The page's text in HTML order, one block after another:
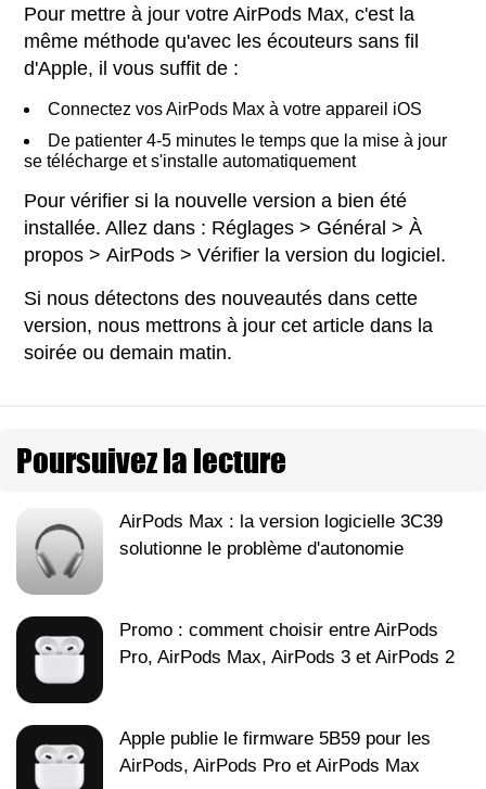
Pour mettre à jour votre AirPods Max, c'est la
même méthode qu'avec les écouteurs sans fil
d'Apple, il vous suffit de :
Connectez vos AirPods Max à votre appareil iOS
De patienter 4-5 minutes le temps que la mise à jour
se télécharge et s'installe automatiquement
Pour vérifier si la nouvelle version a bien été
installée. Allez dans : Réglages > Général > À
propos > AirPods > Vérifier la version du logiciel.
Si nous détectons des nouveautés dans cette
version, nous mettrons à jour cet article dans la
soirée ou demain matin.
Poursuivez la lecture
AirPods Max : la version logicielle 3C39
solutionne le problème d'autonomie
Promo : comment choisir entre AirPods
Pro, AirPods Max, AirPods 3 et AirPods 2
Apple publie le firmware 5B59 pour les
AirPods, AirPods Pro et AirPods Max